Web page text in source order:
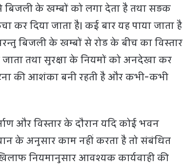
बिजली के खम्बों को लगा देता है तथा सड़क
कर दिया जाता है। कई बार यह पाया जाता है
बिजली के खम्बों से रोड के बीच का विस्तार
तथा सुरक्षा के नियमों को अनदेखा कर
की आशंका बनी रहती है और कभी-कभी
और विस्तार के दौरान यदि कोई भवन
के अनुसार काम नहीं करता है तो संबंधित
नियमानुसार आवश्यक कार्यवाही की